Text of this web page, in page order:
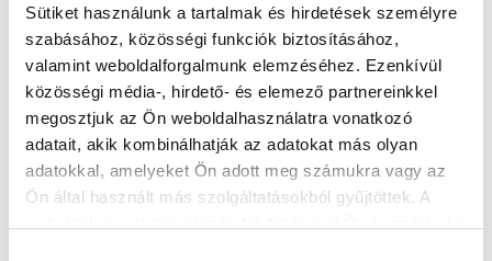
Sütiket használunk a tartalmak és hirdetések személyre
szabásához, közösségi funkciók biztosításához,
valamint weboldalforgalmunk elemzéséhez. Ezenkívül
közösségi média-, hirdető- és elemező partnereinkkel
megosztjuk az Ön weboldalhasználatra vonatkozó
adatait, akik kombinálhatják az adatokat más olyan
adatokkal, amelyeket Ön adott meg számukra vagy az
Ön által használt más szolgáltatásokból gyűjtöttek. A
KÖVETKEZŐ MÉRKŐZÉS
2026-08-07 17:30
ÚJ HIDEGKUTI NÁNDOR STADION
MTK BUDAPEST
VS
PUSKÁS AKADÉMIA FC